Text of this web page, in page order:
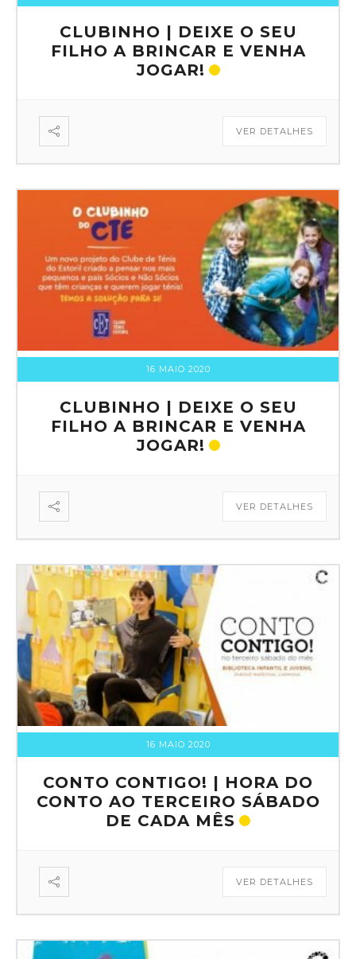
CLUBINHO | DEIXE O SEU
FILHO A BRINCAR E VENHA
JOGAR!
VER DETALHES
16 MAIO 2020
CLUBINHO | DEIXE O SEU
FILHO A BRINCAR E VENHA
JOGAR!
VER DETALHES
16 MAIO 2020
CONTO CONTIGO! | HORA DO
CONTO AO TERCEIRO SÁBADO
DE CADA MÊS
VER DETALHES